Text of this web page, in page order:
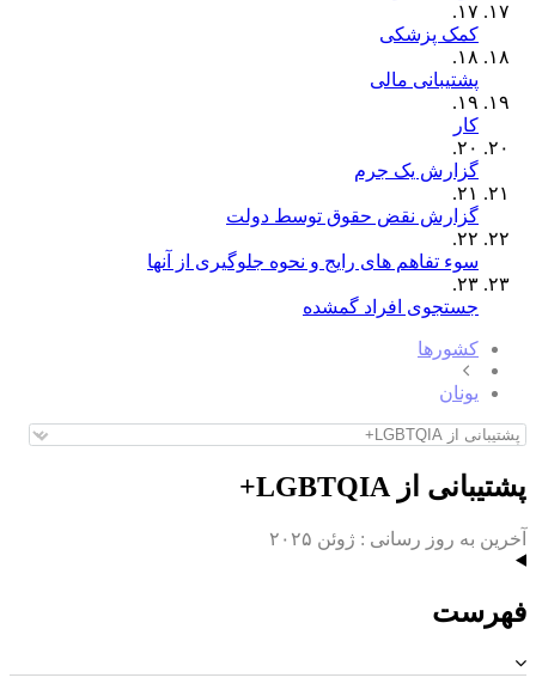
١٧.
کمک پزشکی
١٨.
پشتیبانی مالی
١٩.
کار
٢٠.
گزارش یک جرم
٢١.
گزارش نقض حقوق توسط دولت
٢٢.
سوء تفاهم های رایج و نحوه جلوگیری از آنها
٢٣.
جستجوی افراد گمشده
کشورها
یونان
پشتیبانی از LGBTQIA+
آخرین به روز رسانی : ژوئن ۲۰۲۵
فهرست